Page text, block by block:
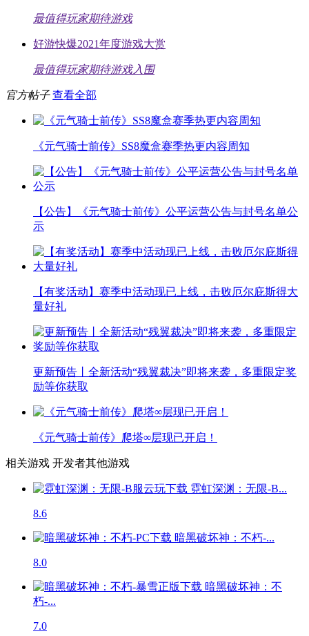
最值得玩家期待游戏
好游快爆2021年度游戏大赏
最值得玩家期待游戏入围
官方帖子 查看全部
《元气骑士前传》SS8魔盒赛季热更内容周知
【公告】《元气骑士前传》公平运营公告与封号名单公
示
【有奖活动】赛季中活动现已上线，击败厄尔庇斯得大
量好礼
更新预告丨全新活动“残翼裁决”即将来袭，多重限定奖
励等你获取
《元气骑士前传》爬塔∞层现已开启！
相关游戏 开发者其他游戏
霓虹深渊：无限-B...
8.6
暗黑破坏神：不朽-...
8.0
暗黑破坏神：不
朽-...
7.0